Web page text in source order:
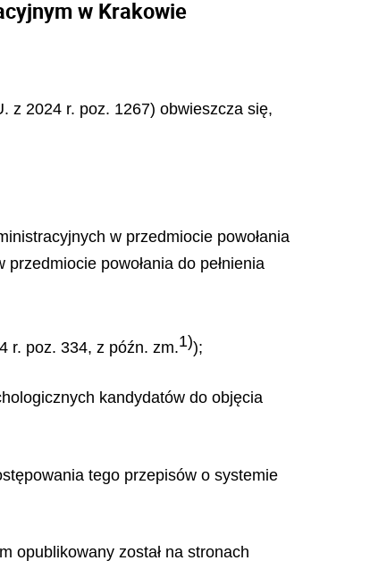
w Krakowie
z 2024 r. poz. 1267) obwieszcza się,
w przedmiocie powołania
powołania do pełnienia
r. poz. 334, z późn. zm.1));
kandydatów do objęcia
tego przepisów o systemie
opublikowany został na stronach